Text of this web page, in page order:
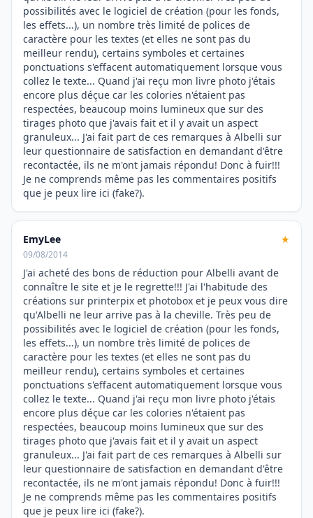
possibilités avec le logiciel de création (pour les fonds,
les effets...), un nombre très limité de polices de
caractère pour les textes (et elles ne sont pas du
meilleur rendu), certains symboles et certaines
ponctuations s'effacent automatiquement lorsque vous
collez le texte... Quand j'ai reçu mon livre photo j'étais
encore plus déçue car les colories n'étaient pas
respectées, beaucoup moins lumineux que sur des
tirages photo que j'avais fait et il y avait un aspect
granuleux... J'ai fait part de ces remarques à Albelli sur
leur questionnaire de satisfaction en demandant d'être
recontactée, ils ne m'ont jamais répondu! Donc à fuir!!!
Je ne comprends même pas les commentaires positifs
que je peux lire ici (fake?).
EmyLee ★
09/08/2014
J'ai acheté des bons de réduction pour Albelli avant de
connaître le site et je le regrette!!! J'ai l'habitude des
créations sur printerpix et photobox et je peux vous dire
qu'Albelli ne leur arrive pas à la cheville. Très peu de
possibilités avec le logiciel de création (pour les fonds,
les effets...), un nombre très limité de polices de
caractère pour les textes (et elles ne sont pas du
meilleur rendu), certains symboles et certaines
ponctuations s'effacent automatiquement lorsque vous
collez le texte... Quand j'ai reçu mon livre photo j'étais
encore plus déçue car les colories n'étaient pas
respectées, beaucoup moins lumineux que sur des
tirages photo que j'avais fait et il y avait un aspect
granuleux... J'ai fait part de ces remarques à Albelli sur
leur questionnaire de satisfaction en demandant d'être
recontactée, ils ne m'ont jamais répondu! Donc à fuir!!!
Je ne comprends même pas les commentaires positifs
que je peux lire ici (fake?).